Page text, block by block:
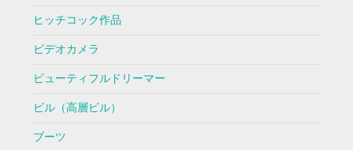
ヒッチコック作品
ビデオカメラ
ビューティフルドリーマー
ビル（高層ビル）
ブーツ